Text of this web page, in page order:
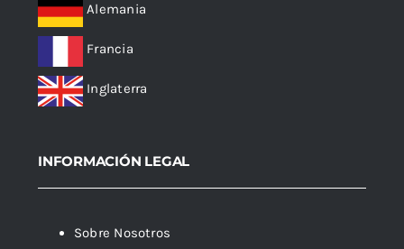
Alemania
Francia
Inglaterra
INFORMACIÓN LEGAL
Sobre Nosotros